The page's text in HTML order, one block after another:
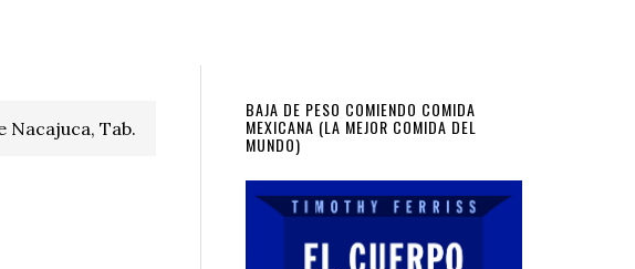
Nacajuca, Tab.
Primary
Sidebar
BAJA DE PESO COMIENDO COMIDA
MEXICANA (LA MEJOR COMIDA DEL
MUNDO)